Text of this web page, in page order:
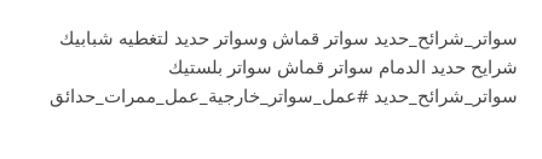
سواتر_شرائح_حديد سواتر قماش وسواتر حديد لتغطيه شبابيك
شرايح حديد الدمام سواتر قماش سواتر بلستيك
سواتر_شرائح_حديد #عمل_سواتر_خارجية_عمل_ممرات_حدائق